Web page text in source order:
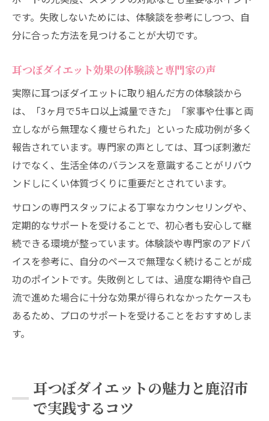
です。失敗しないためには、体験談を参考にしつつ、自
分に合った方法を見つけることが大切です。
耳つぼダイエット効果の体験談と専門家の声
実際に耳つぼダイエットに取り組んだ方の体験談から
は、「3ヶ月で5キロ以上減量できた」「家事や仕事と両
立しながら無理なく痩せられた」といった成功例が多く
報告されています。専門家の声としては、耳つぼ刺激だ
けでなく、生活全体のバランスを意識することがリバウ
ンドしにくい体質づくりに重要だとされています。
サロンの専門スタッフによる丁寧なカウンセリングや、
定期的なサポートを受けることで、初心者も安心して継
続できる環境が整っています。体験談や専門家のアドバ
イスを参考に、自分のペースで無理なく続けることが成
功のポイントです。失敗例としては、過度な期待や自己
流で進めた場合に十分な効果が得られなかったケースも
あるため、プロのサポートを受けることをおすすめしま
す。
耳つぼダイエットの魅力と鹿沼市
で実践するコツ